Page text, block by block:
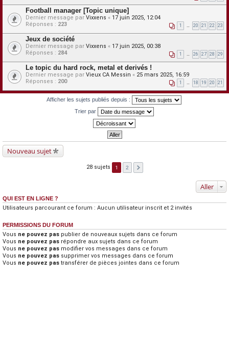
Football manager [Topic unique]
Dernier message par Vixxens « 17 juin 2025, 12:04
Réponses : 223 1 … 20 21 22 23
Jeux de société
Dernier message par Vixxens « 17 juin 2025, 00:38
Réponses : 284 1 … 26 27 28 29
Le topic du hard rock, metal et derivés !
Dernier message par Vieux CA Messin « 25 mars 2025, 16:59
Réponses : 200 1 … 18 19 20 21
Afficher les sujets publiés depuis :
Trier par
Nouveau sujet
28 sujets 1 2
Aller
QUI EST EN LIGNE ?
Utilisateurs parcourant ce forum : Aucun utilisateur inscrit et 2 invités
PERMISSIONS DU FORUM
Vous ne pouvez pas publier de nouveaux sujets dans ce forum
Vous ne pouvez pas répondre aux sujets dans ce forum
Vous ne pouvez pas modifier vos messages dans ce forum
Vous ne pouvez pas supprimer vos messages dans ce forum
Vous ne pouvez pas transférer de pièces jointes dans ce forum